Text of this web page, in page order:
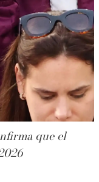
que el